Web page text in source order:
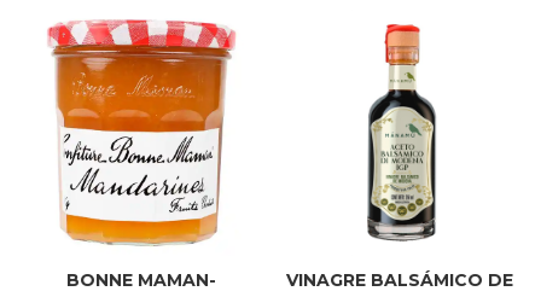
BONNE MAMAN-
VINAGRE BALSÁMICO DE